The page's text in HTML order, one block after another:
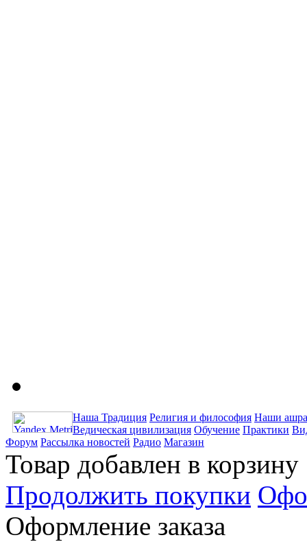
Наша Традиция Религия и философия Наши
Ведическая цивилизация Обучение Практики
Форум Рассылка новостей Радио Магазин
Товар добавлен в корзину
Продолжить покупки
Оформление заказа